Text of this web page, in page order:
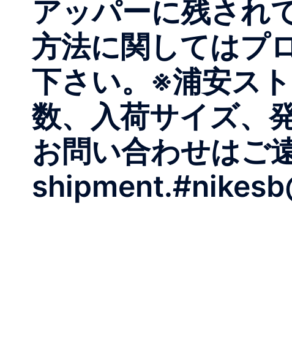
アッパーに残され
方法に関してはプ
下さい。※浦安ス
数、入荷サイズ、
お問い合わせはご